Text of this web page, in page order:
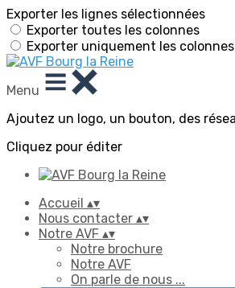
Exporter les lignes sélectionnées
Exporter toutes les colonnes
Exporter uniquement les
Menu
Ajoutez un logo, un bouton, des
Cliquez pour éditer
Accueil ▴▾
Nous contacter ▴▾
Notre AVF ▴▾
Notre brochure
Notre AVF
On parle de nous ...